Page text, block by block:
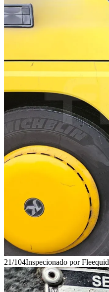
21/104Inspecionado por Fleequid